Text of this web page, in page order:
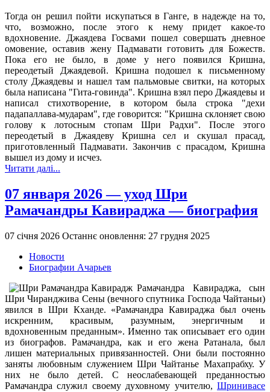
Тогда он решил пойти искупаться в Ганге, в надежде на то,
что, возможно, после этого к нему придет какое-то
вдохновение. Джаядева Госвами пошел совершать дневное
омовение, оставив жену Падмавати готовить для Божеств.
Пока его не было, в доме у него появился Кришна,
переодетый Джаядевой. Кришна подошел к письменному
столу Джаядевы и нашел там пальмовые свитки, на которых
была написана "Гита-говинда". Кришна взял перо Джаядевы и
написал стихотворение, в котором была строка "дехи
падапаллава-мударам", где говорится: "Кришна склоняет свою
голову к лотосным стопам Шри Радхи". После этого
переодетый в Джаядеву Кришна сел и скушал прасад,
приготовленный Падмавати. Закончив с прасадом, Кришна
вышел из дому и исчез.
Читати далі...
07 января 2026 — уход Шри
Рамачандры Кавираджа — биография
07 січня 2026 Останнє оновлення: 27 грудня 2025
Новости
Биографии Ачарьев
Рамачандра Кавираджа, сын
Шри Чиранджива Сены (вечного спутника Господа Чайтаньи)
явился в Шри Кханде. «Рамачандра Кавираджа был очень
искренним, красивым, разумным, энергичным и
вдохновенным преданным». Именно так описывает его один
из биографов. Рамачандра, как и его жена Ратанала, был
лишен материальных привязанностей. Они были постоянно
заняты любовным служением Шри Чайтанье Махапрабху. У
них не было детей. С неослабевающей преданностью
Рамачандра служил своему духовному учителю, Шринивасе